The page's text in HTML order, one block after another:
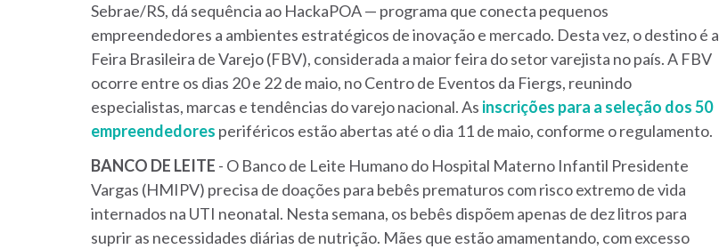
Sebrae/RS, dá sequência ao HackaPOA — programa que conecta pequenos
empreendedores a ambientes estratégicos de inovação e mercado. Desta vez, o destino é a
Feira Brasileira de Varejo (FBV), considerada a maior feira do setor varejista no país. A FBV
ocorre entre os dias 20 e 22 de maio, no Centro de Eventos da Fiergs, reunindo
especialistas, marcas e tendências do varejo nacional. As inscrições para a seleção dos 50
empreendedores periféricos estão abertas até o dia 11 de maio, conforme o regulamento.
BANCO DE LEITE - O Banco de Leite Humano do Hospital Materno Infantil Presidente
Vargas (HMIPV) precisa de doações para bebês prematuros com risco extremo de vida
internados na UTI neonatal. Nesta semana, os bebês dispõem apenas de dez litros para
suprir as necessidades diárias de nutrição. Mães que estão amamentando, com excesso